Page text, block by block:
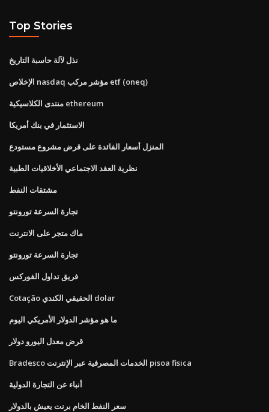
Top Stories
نذل لآلة حاسبة التاريخ
الإخلاص nasdaq مؤشر مركب etf (oneq)
منتدى الكلاسيكية ethereum
الاستثمار في بنك أمريكا
المنزل أسعار الفائدة على قرض مشروع مستودع
نظرية العقد الاجتماعي الأخلاقيات الطبية
مشتقات النفط
تجارة السرعة تورونتو
ماك متجر على الانترنت
تجارة السرعة تورونتو
فريق تداول الفوركس
Cotação الحقيقي الكندي dolar
ما هو مؤشر الدولار الأمريكي اليوم
قرض معدل اليورو دولار
Bradesco الخدمات المصرفية عبر الإنترنت pisoa fisica
أنباء عن التجارة الدولية
سعر النفط الخام برنت يعيش بالدولار